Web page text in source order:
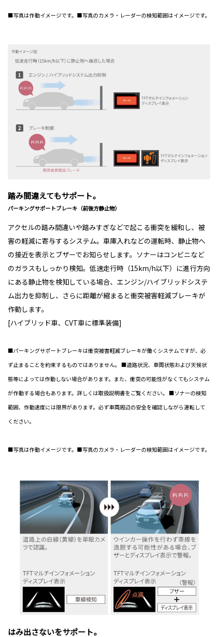
■写真は作動イメージです。■写真のカメラ・レーダーの検知範囲はイメージです。
踏み間違えてもサポート。
パーキングサポートブレーキ（前後方静止物）
アクセルの踏み間違いや踏みすぎなどで起こる衝突を緩和し、被
害の軽減に寄与するシステム。車庫入れなどの運転時、静止物へ
の接近を表示とブザーでお知らせします。ソナーはコンビニなど
のガラスもしっかり検知。低速走行時（15km/h以下）に進行方向
にある静止物を検知している場合、エンジン/ハイブリッドシステ
ム出力を抑制し、さらに距離が縮まると衝突被害軽減ブレーキが
作動します。
[ハイブリッド車、CVT車に標準装備]
■パーキングサポートブレーキは衝突被害軽減ブレーキが働くシステムですが、必
ず止まることを約束するものではありません。 ■道路状況、車両状態および天候状
態等によっては作動しない場合があります。また、衝突の可能性がなくてもシステム
が作動する場合もあります。詳しくは取扱説明書をご覧ください。 ■ソナーの検知
範囲、作動速度には限界があります。必ず車両周辺の安全を確認しながら運転して
ください。
■写真は作動イメージです。■写真のカメラ・レーダーの検知範囲はイメージです。
はみ出さないをサポート。